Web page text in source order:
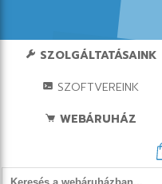
SZOLGÁLTATÁSAINK
SZOFTVEREINK
WEBÁRUHÁZ